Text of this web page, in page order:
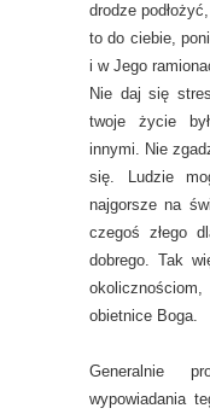
drodze
to do ciebie,
i w Jego
Nie daj się
twoje życie
innymi. Nie
się. Ludzie
najgorsze na
czegoś złego
dobrego. Tak
obietnice Boga.
Generalnie
wypowiadania